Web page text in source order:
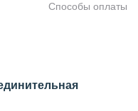
Способы оплаты